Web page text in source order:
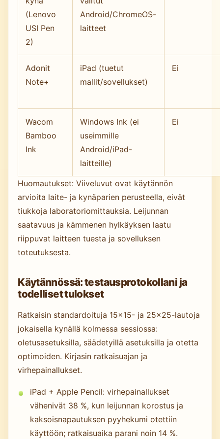
(Lenovo
USI Pen
2)
Android/ChromeOS-
laitteet
Adonit
Note+
iPad (tuetut
mallit/sovellukset)
Ei
Wacom
Bamboo
Ink
Windows Ink (ei
useimmille
Android/iPad-
laitteille)
Ei
Huomautukset: Viiveluvut ovat käytännön
arvioita laite- ja kynäparien perusteella, eivät
tiukkoja laboratoriomittauksia. Leijunnan
saatavuus ja kämmenen hylkäyksen laatu
riippuvat laitteen tuesta ja sovelluksen
toteutuksesta.
Käytännössä: testausprotokollani ja
todelliset tulokset
Ratkaisin standardoituja 15×15- ja 25×25-lautoja
jokaisella kynällä kolmessa sessiossa:
oletusasetuksilla, säädetyillä asetuksilla ja otetta
optimoiden. Kirjasin ratkaisuajan ja
virhepainallukset.
iPad + Apple Pencil: virhepainallukset
vähenivät 38 %, kun leijunnan korostus ja
kaksoisnapautuksen pyyhekumi otettiin
käyttöön; ratkaisuaika parani noin 14 %.